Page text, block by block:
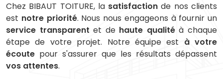
Chez BIBAUT TOITURE, la satisfaction de nos clients
est notre priorité. Nous nous engageons à fournir un
service transparent et de haute qualitéà chaque
étape de votre projet. Notre équipe est à votre
écoute pour s'assurer que les résultats dépassent
vos attentes.